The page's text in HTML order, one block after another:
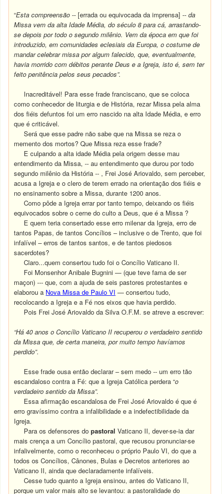
“Esta compreensão -- [errada ou equivocada da imprensa] --da
Missa vem da alta Idade Média, do século 8 para cá, arrastando-
se depois por todo o segundo milênio. Vem da época em que foi
introduzido, em comunidades eclesiais da Europa, o costume de
mandar celebrar missa por algum falecido, que, eventualmente,
havia morrido com débitos perante Deus e a Igreja, isto é, sem ter
feito penitência pelos seus pecados”.
Inacreditável! Para esse frade franciscano, que se coloca
como conhecedor de liturgia e de História, rezar Missa pela alma
dos fiéis defuntos foi um erro nascido na alta Idade Média, e erro
que é criticável.
Será que esse padre não sabe que na Missa se reza o
memento dos mortos? Que Missa reza esse frade?
E culpando a alta idade Média pela origem desse mau
entendimento da Missa, -- au entendimento que durou por todo
segundo milênio da História -- , Frei José Ariovaldo, sem perceber,
acusa a Igreja e o clero de terem errado na orientação dos fiéis e
no ensinamento sobre a Missa, durante 1200 anos.
Como pôde a Igreja errar por tanto tempo, deixando os fiéis
equivocados sobre o cerne do culto a Deus, que é a Missa ?
E quem teria consertado esse erro milenar da Igreja, erro de
tantos Papas, de tantos Concílios – inclusive o de Trento, que foi
infalível – erros de tantos santos, e de tantos piedosos
sacerdotes?
Claro...quem consertou tudo foi o Concílio Vaticano II.
Foi Monsenhor Anibale Bugnini — (que teve fama de ser
maçon) --- que, com a ajuda de seis pastores protestantes e
elaborou a Nova Missa de Paulo VI — consertou tudo,
recolocando a Igreja e a Fé nos eixos que havia perdido.
Pois Frei José Ariovaldo da Silva O.F.M. se atreve a escrever:
“Há 40 anos o Concílio Vaticano II recuperou o verdadeiro sentido
da Missa que, de certa maneira, por muito tempo havíamos
perdido”.
Esse frade ousa então declarar – sem medo -- um erro tão
escandaloso contra a Fé: que a Igreja Católica perdera “o
verdadeiro sentido da Missa”.
Essa afirmação escandalosa de Frei José Ariovaldo é que é
erro gravíssimo contra a infalibilidade e a indefectibilidade da
Igreja.
Para os defensores dopastoral Vaticano II, dever-se-ia dar
mais crença a um Concílio pastoral, que recusou pronunciar-se
infalivelmente, como o reconheceu o próprio Paulo VI, do que a
todos os Concílios, Cânones, Bulas e Decretos anteriores ao
Vaticano II, ainda que declaradamente infalíveis.
Cesse tudo quanto a Igreja ensinou, antes do Vaticano II,
porque um valor mais alto se levantou: a pastoralidade do